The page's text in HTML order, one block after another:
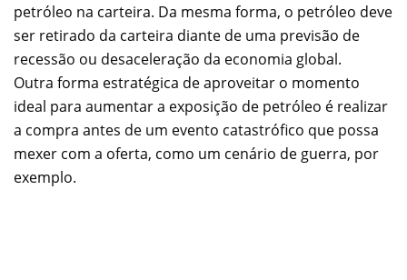
petróleo na carteira. Da mesma forma, o petróleo deve
ser retirado da carteira diante de uma previsão de
recessão ou desaceleração da economia global.
Outra forma estratégica de aproveitar o momento
ideal para aumentar a exposição de petróleo é realizar
a compra antes de um evento catastrófico que possa
mexer com a oferta, como um cenário de guerra, por
exemplo.